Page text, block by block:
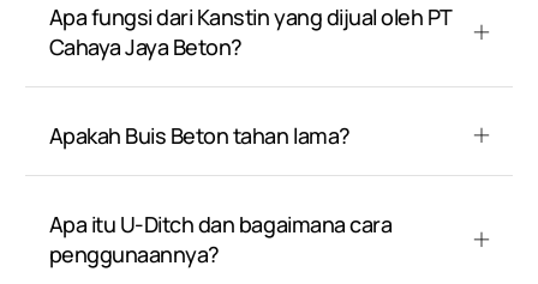
Apa fungsi dari Kanstin yang dijual oleh PT
Cahaya Jaya Beton?
Apakah Buis Beton tahan lama?
Apa itu U-Ditch dan bagaimana cara
penggunaannya?